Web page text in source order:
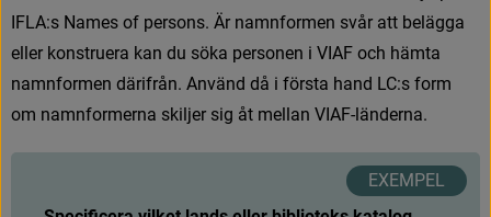
IFLA:s Names of persons. Är namnformen svår att belägga
eller konstruera kan du söka personen i VIAF och hämta
namnformen därifrån. Använd då i första hand LC:s form
om namnformerna skiljer sig åt mellan VIAF-länderna.